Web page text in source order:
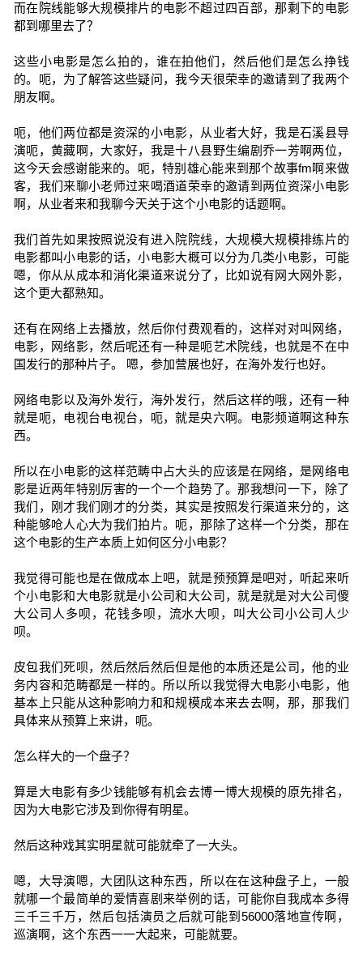
而在院线能够大规模排片的电影不超过四百部，那剩下的电影
都到哪里去了？
这些小电影是怎么拍的，谁在拍他们，然后他们是怎么挣钱
的。呃，为了解答这些疑问，我今天很荣幸的邀请到了我两个
朋友啊。
呃，他们两位都是资深的小电影，从业者大好，我是石溪县导
演呃，黄藏啊，大家好，我是十八县野生编剧乔一芳啊两位，
这今天会感谢能来的。呃，特别雄心能来到那个故事fm啊来做
客，我们来聊小老师过来喝酒道荣幸的邀请到两位资深小电影
啊，从业者来和我聊今天关于这个小电影的话题啊。
我们首先如果按照说没有进入院院线，大规模大规模排练片的
电影都叫小电影的话，小电影大概可以分为几类小电影，可能
嗯，你从从成本和消化渠道来说分了，比如说有网大网外影，
这个更大都熟知。
还有在网络上去播放，然后你付费观看的，这样对对叫网络，
电影，网络影，然后呢还有一种是呃艺术院线，也就是不在中
国发行的那种片子。 嗯，参加营展也好，在海外发行也好。
网络电影以及海外发行，海外发行，然后这样的哦，还有一种
就是呃，电视台电视台，呃，就是央六啊。电影频道啊这种东
西。
所以在小电影的这样范畴中占大头的应该是在网络，是网络电
影是近两年特别厉害的一个一个趋势了。那我想问一下，除了
我们，刚才我们刚才的分类，其实是按照发行渠道来分的，这
种能够呛人心大为我们拍片。呃，那除了这样一个分类，那在
这个电影的生产本质上如何区分小电影？
我觉得可能也是在做成本上吧，就是预预算是吧对，听起来听
个小电影和大电影就是小公司和大公司，就是就是对大公司傻
大公司人多呗，花钱多呗，流水大呗，叫大公司小公司人少
呗。
皮包我们死呗，然后然后然后但是他的本质还是公司，他的业
务内容和范畴都是一样的。所以所以我觉得大电影小电影，他
基本上只能从这种影响力和和规模成本来去去啊，那，那我们
具体来从预算上来讲，呃。
怎么样大的一个盘子？
算是大电影有多少钱能够有机会去博一博大规模的原先排名，
因为大电影它涉及到你得有明星。
然后这种戏其实明星就可能就牵了一大头。
嗯，大导演嗯，大团队这种东西，所以在在这种盘子上，一般
就哪一个最简单的爱情喜剧来举例的话，可能你自我成本多得
三千三千万，然后包括演员之后就可能到56000落地宣传啊，
巡演啊，这个东西一一大起来，可能就要。